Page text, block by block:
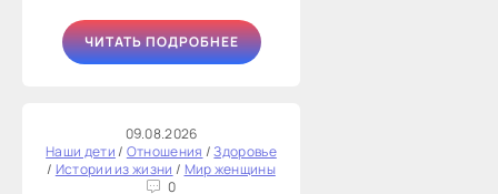
ЧИТАТЬ ПОДРОБНЕЕ
09.08.2026
Наши дети/ Отношения /Здоровье
/ Истории из жизни / Мир женщины
0